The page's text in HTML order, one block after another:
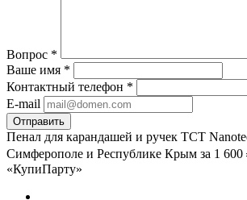
Вопрос *
Ваше имя *
Контактный телефон *
E-mail
Пенал для карандашей и ручек TCT
Симферополе и Республике Крым за 1 600
«КупиПарту»